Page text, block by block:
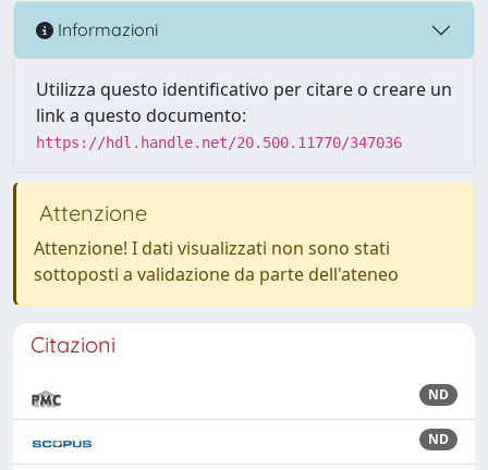
Informazioni
Utilizza questo identificativo per citare o creare un
link a questo documento:
https://hdl.handle.net/20.500.11770/347036
Attenzione
Attenzione! I dati visualizzati non sono stati
sottoposti a validazione da parte dell'ateneo
Citazioni
ND
ND